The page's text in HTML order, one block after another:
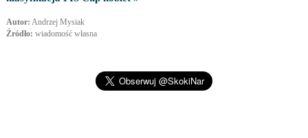
Autor: Andrzej Mysiak
Źródło: wiadomość własna